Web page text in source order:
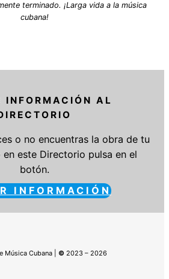
terminado. ¡Larga vida a la música
cubana!
INFORMACIÓN AL
o no encuentras la obra de tu
este Directorio pulsa en el
botón.
INFORMACIÓN
Música Cubana | © 2023 – 2026